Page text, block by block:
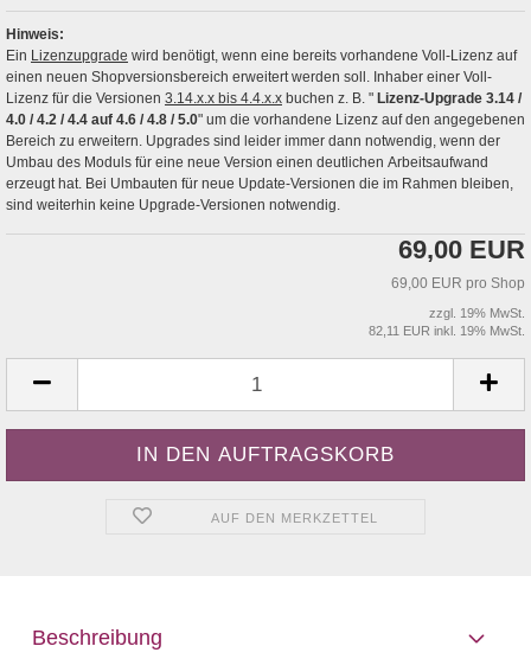
Hinweis:
Ein Lizenzupgrade wird benötigt, wenn eine bereits vorhandene Voll-Lizenz auf
einen neuen Shopversionsbereich erweitert werden soll. Inhaber einer Voll-
Lizenz für die Versionen 3.14.x.x bis 4.4.x.x buchen z. B. " Lizenz-Upgrade 3.14 /
4.0 / 4.2 / 4.4 auf 4.6 / 4.8 / 5.0" um die vorhandene Lizenz auf den angegebenen
Bereich zu erweitern. Upgrades sind leider immer dann notwendig, wenn der
Umbau des Moduls für eine neue Version einen deutlichen Arbeitsaufwand
erzeugt hat. Bei Umbauten für neue Update-Versionen die im Rahmen bleiben,
sind weiterhin keine Upgrade-Versionen notwendig.
69,00 EUR
69,00 EUR pro Shop
zzgl. 19% MwSt.
82,11 EUR inkl. 19% MwSt.
AUF DEN MERKZETTEL
Beschreibung